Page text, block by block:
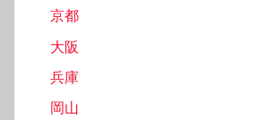
京都
大阪
兵庫
岡山